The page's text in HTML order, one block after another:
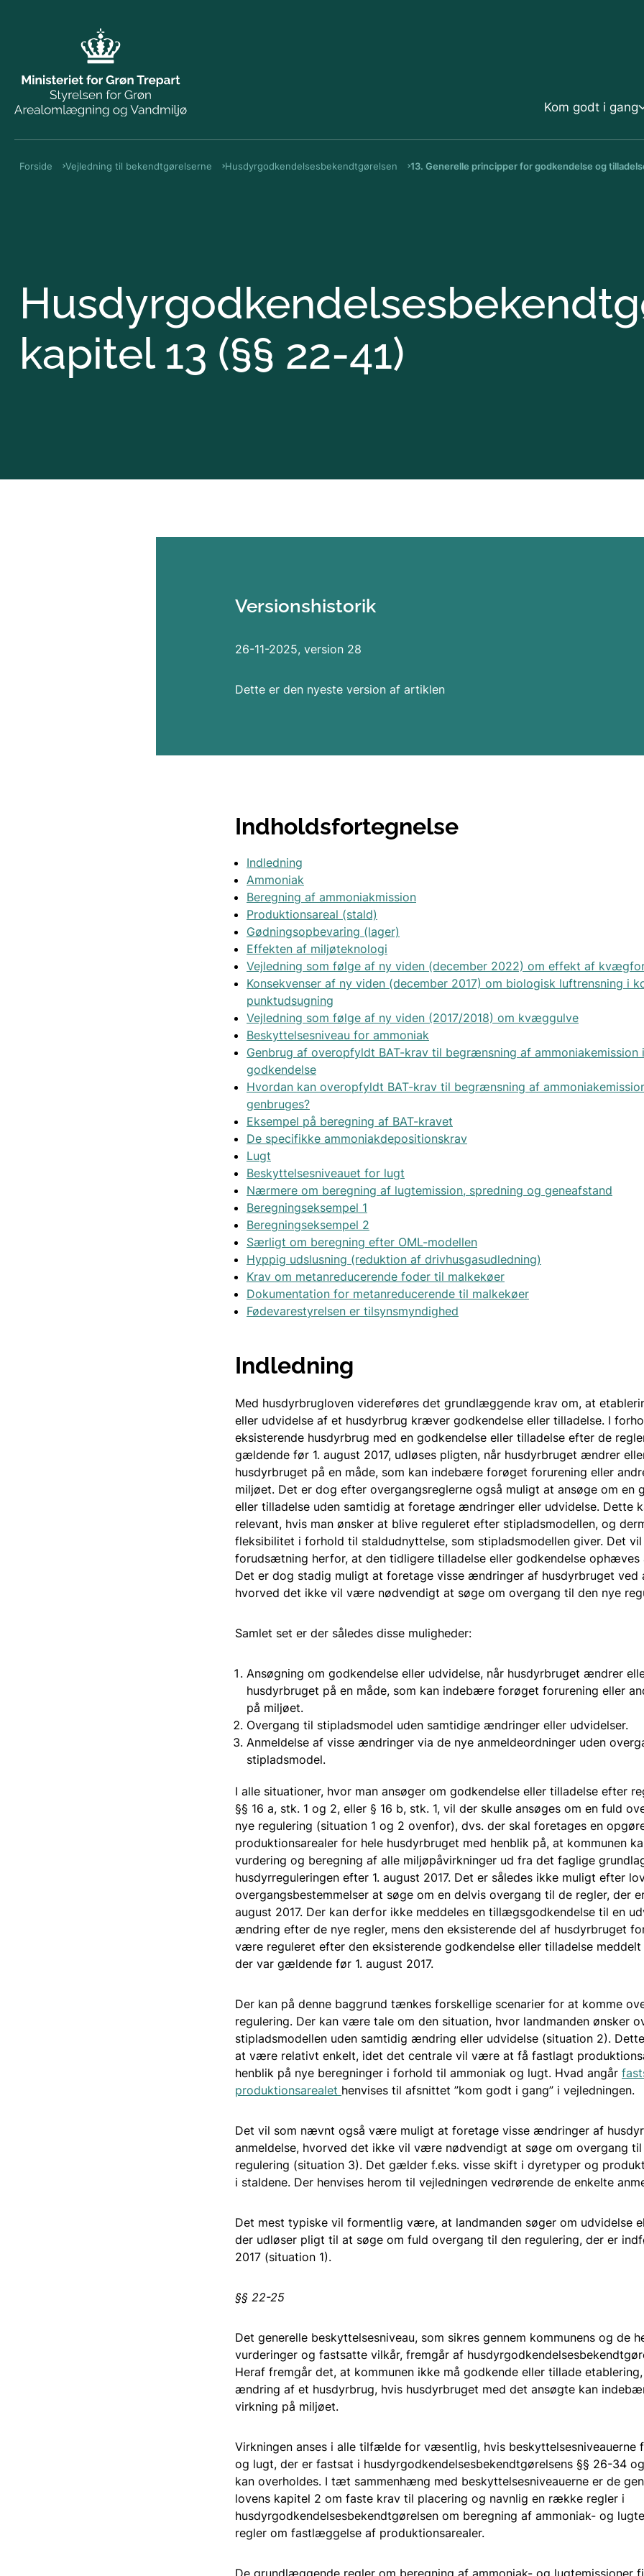
Kom godt i gang
Kom godt i gang
Oversigt over sagstyper
husdyrgødningsbekendtgørelsen
Særligt om pligt til
Forside Vejledning til bekendtgørelserne Husdyrgodkendelsesbekendtgørelsen 13. Generelle principper for godkendelse og
kapitel 13 (§§ 22-41)
Versionshistorik
26-11-2025, version 28
Dette er den nyeste version af artiklen
Indholdsfortegnelse
Indledning
Ammoniak
Beregning af ammoniakmission
Produktionsareal (stald)
Gødningsopbevaring (lager)
Effekten af miljøteknologi
Vejledning som følge af ny viden (december 2022) om effekt af
Konsekvenser af ny viden (december 2017) om biologisk luftrensning i
punktudsugning
Vejledning som følge af ny viden (2017/2018) om kvæggulve
Beskyttelsesniveau for ammoniak
Genbrug af overopfyldt BAT-krav til begrænsning af ammoniakemission
godkendelse
Hvordan kan overopfyldt BAT-krav til begrænsning af
genbruges?
Eksempel på beregning af BAT-kravet
De specifikke ammoniakdepositionskrav
Lugt
Beskyttelsesniveauet for lugt
Nærmere om beregning af lugtemission, spredning og geneafstand
Beregningseksempel 1
Beregningseksempel 2
Særligt om beregning efter OML-modellen
Hyppig udslusning (reduktion af drivhusgasudledning)
Krav om metanreducerende foder til malkekøer
Dokumentation for metanreducerende til malkekøer
Fødevarestyrelsen er tilsynsmyndighed
Indledning
Med husdyrbrugloven videreføres det grundlæggende krav om, at
eller udvidelse af et husdyrbrug kræver godkendelse eller tilladelse. I
eksisterende husdyrbrug med en godkendelse eller tilladelse efter de
gældende før 1. august 2017, udløses pligten, når husdyrbruget ændrer
husdyrbruget på en måde, som kan indebære forøget forurening eller
miljøet. Det er dog efter overgangsreglerne også muligt at ansøge om en
eller tilladelse uden samtidig at foretage ændringer eller udvidelse. Dette
relevant, hvis man ønsker at blive reguleret efter stipladsmodellen, og
fleksibilitet i forhold til staldudnyttelse, som stipladsmodellen giver. Det
forudsætning herfor, at den tidligere tilladelse eller godkendelse ophæves
Det er dog stadig muligt at foretage visse ændringer af husdyrbruget ved
hvorved det ikke vil være nødvendigt at søge om overgang til den nye
Samlet set er der således disse muligheder:
Ansøgning om godkendelse eller udvidelse, når husdyrbruget ændrer
husdyrbruget på en måde, som kan indebære forøget forurening eller
på miljøet.
Overgang til stipladsmodel uden samtidige ændringer eller udvidelser.
Anmeldelse af visse ændringer via de nye anmeldeordninger uden
stipladsmodel.
I alle situationer, hvor man ansøger om godkendelse eller tilladelse efter
§§ 16 a, stk. 1 og 2, eller § 16 b, stk. 1, vil der skulle ansøges om en fuld
nye regulering (situation 1 og 2 ovenfor), dvs. der skal foretages en
produktionsarealer for hele husdyrbruget med henblik på, at kommunen
vurdering og beregning af alle miljøpåvirkninger ud fra det faglige
husdyrreguleringen efter 1. august 2017. Det er således ikke muligt efter
overgangsbestemmelser at søge om en delvis overgang til de regler, der
august 2017. Der kan derfor ikke meddeles en tillægsgodkendelse til en
ændring efter de nye regler, mens den eksisterende del af husdyrbruget
være reguleret efter den eksisterende godkendelse eller tilladelse
der var gældende før 1. august 2017.
Der kan på denne baggrund tænkes forskellige scenarier for at komme
regulering. Der kan være tale om den situation, hvor landmanden ønsker
stipladsmodellen uden samtidig ændring eller udvidelse (situation 2).
at være relativt enkelt, idet det centrale vil være at få fastlagt
henblik på nye beregninger i forhold til ammoniak og lugt. Hvad angår
produktionsarealet henvises til afsnittet ”kom godt i gang” i vejledningen.
Det vil som nævnt også være muligt at foretage visse ændringer af
anmeldelse, hvorved det ikke vil være nødvendigt at søge om overgang til
regulering (situation 3). Det gælder f.eks. visse skift i dyretyper og
i staldene. Der henvises herom til vejledningen vedrørende de enkelte
Det mest typiske vil formentlig være, at landmanden søger om udvidelse
der udløser pligt til at søge om fuld overgang til den regulering, der er
2017 (situation 1).
§§ 22-25
Det generelle beskyttelsesniveau, som sikres gennem kommunens og de
vurderinger og fastsatte vilkår, fremgår af
Heraf fremgår det, at kommunen ikke må godkende eller tillade
ændring af et husdyrbrug, hvis husdyrbruget med det ansøgte kan
virkning på miljøet.
Virkningen anses i alle tilfælde for væsentlig, hvis beskyttelsesniveauerne
og lugt, der er fastsat i husdyrgodkendelsesbekendtgørelsens §§ 26-34
kan overholdes. I tæt sammenhæng med beskyttelsesniveauerne er de
lovens kapitel 2 om faste krav til placering og navnlig en række regler i
husdyrgodkendelsesbekendtgørelsen om beregning af ammoniak- og
regler om fastlæggelse af produktionsarealer.
De grundlæggende regler om beregning af ammoniak- og lugtemissioner